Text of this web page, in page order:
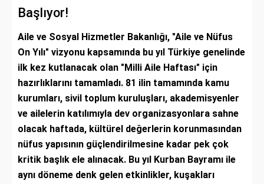
Başlıyor!
Aile ve Sosyal Hizmetler Bakanlığı, "Aile ve Nüfus
On Yılı" vizyonu kapsamında bu yıl Türkiye genelinde
ilk kez kutlanacak olan "Milli Aile Haftası" için
hazırlıklarını tamamladı. 81 ilin tamamında kamu
kurumları, sivil toplum kuruluşları, akademisyenler
ve ailelerin katılımıyla dev organizasyonlara sahne
olacak haftada, kültürel değerlerin korunmasından
nüfus yapısının güçlendirilmesine kadar pek çok
kritik başlık ele alınacak. Bu yıl Kurban Bayramı ile
aynı döneme denk gelen etkinlikler, kuşakları